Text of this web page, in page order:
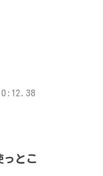
っとこ